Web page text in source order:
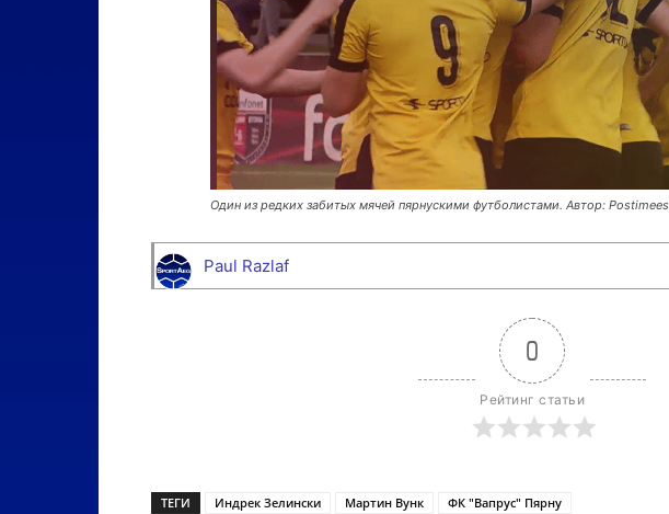
Один из редких забитых мячей пярнускими футболистами. Автор:
Paul Razlaf
0
Рейтинг статьи
ТЕГИ Индрек Зелински Мартин Вунк ФК "Вапрус" Пярну